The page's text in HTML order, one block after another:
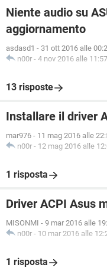
Niente audio su
aggiornamento
asdasd1 - 31 ott 2016 alle
n00r - 4 nov 2016 alle 11:57
13 risposte
Installare il driver
mar976 - 11 mag 2016 alle
n00r - 12 mag 2016 alle
1 risposta
Driver ACPI Asus
MISONMI - 9 mar 2016 alle
n00r - 10 mar 2016 alle
1 risposta